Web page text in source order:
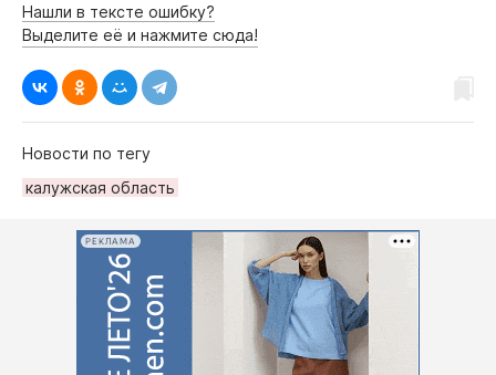
Нашли в тексте ошибку?
Выделите её и нажмите сюда!
Новости по тегу
калужская область
РЕКЛАМА